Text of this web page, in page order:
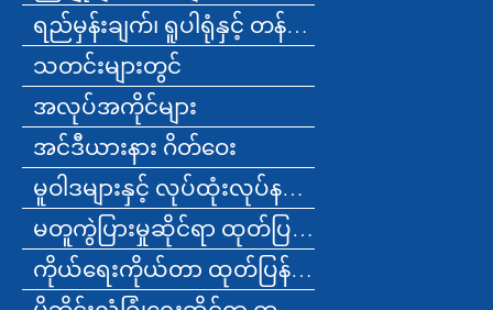
ရည်မှန်းချက်၊ ရူပါရုံနှင့် တန်ဖိုးများ
သတင်းများတွင်
အလုပ်အကိုင်များ
အင်ဒီယားနား ဂိတ်ဝေး
မူဝါဒများနှင့် လုပ်ထုံးလုပ်နည်းများ
မတူကွဲပြားမှုဆိုင်ရာ ထုတ်ပြန်ချက်
ကိုယ်ရေးကိုယ်တာ ထုတ်ပြန်ချက်